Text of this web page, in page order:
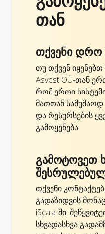
თან
თქვენი დრო
თუ თქვენ იყენებთ
Asvost OÜ-თან
რომ ერთი
მათთან
და რესურსების
გამოყენება.
გამოტოვეთ
თქვენი
გადაზიდვის
iScala-ში.
სხვადასხვა